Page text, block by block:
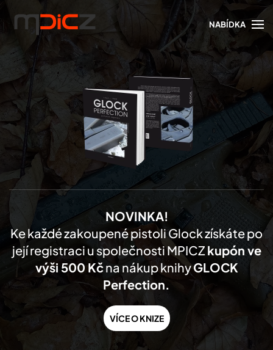
Skip to main content
NABÍDKA
NOVINKA!
Ke každé zakoupené pistoli Glock získáte po
její registraci u společnosti MPICZkupón ve
výši 500 Kčna nákup knihyGLOCK
Perfection.
VÍCE O KNIZE